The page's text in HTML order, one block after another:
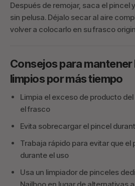
Después de remojar, saca el pincel
sin pelusa. Déjalo secar al aire
volver a colocarlo en su frasco
Consejos para mantener
limpios por más tiempo
Limpia el exceso de producto
el frasco
Evita sobrecargar el pincel
Trabaja rápido para evitar que el
durante el uso
Usa un limpiador de pinceles